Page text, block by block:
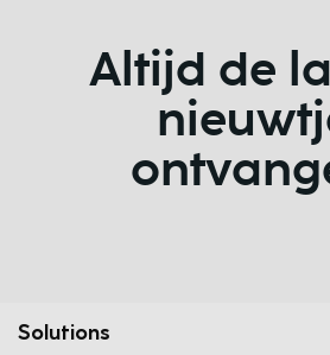
Altijd de
Solutions